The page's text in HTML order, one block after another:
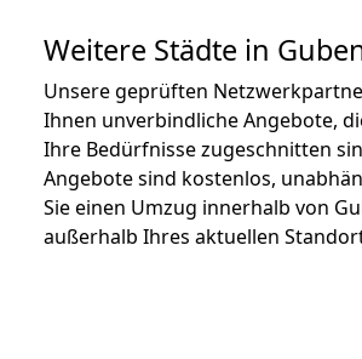
Weitere Städte in
Unsere geprüften
Ihnen unverbindliche Angebote,
Ihre Bedürfnisse zugeschnitten
Angebote sind kostenlos,
Sie einen Umzug innerhalb von
außerhalb Ihres aktuellen